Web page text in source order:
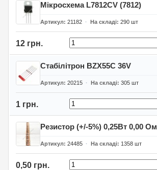
Мікросхема L7812CV (7812)
Артикул 21182 На складі 290 шт
12 грн.
Стабілітрон BZX55C 36V
Артикул 20215 На складі 305 шт
1 грн.
Резистор (+/-5%) 0,25Вт 0,00 Ом
Артикул 24485 На складі 1358 шт
0,50 грн.